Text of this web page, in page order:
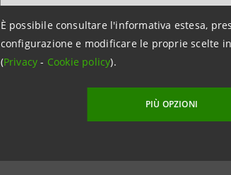
È possibile consultare l'informativa estesa,
configurazione e modificare le proprie scelte
(Privacy- Cookie policy).
PIÙ OPZIONI
Intesa Sanpaolo
stampa@intesasanpaolo.com